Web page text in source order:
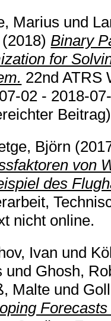
Marius und
(2018)Binary
for
22nd ATRS
02 - 2018-
Björn
von
des
nicht online.
Ivan und
und Ghosh,
Malte und